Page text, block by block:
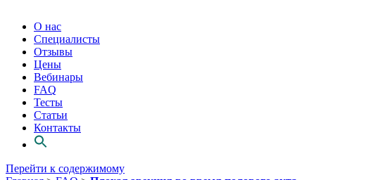
О нас
Специалисты
Отзывы
Цены
Вебинары
FAQ
Тесты
Статьи
Контакты
Перейти к содержимому